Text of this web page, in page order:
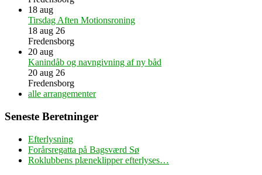
18 aug
Tirsdag Aften Motionsroning
18 aug 26
Fredensborg
20 aug
Kanindåb og navngivning af ny båd
20 aug 26
Fredensborg
alle arrangementer
Seneste Beretninger
Efterlysning
Forårsregatta på Bagsværd Sø
Roklubbens plæneklipper efterlyses…